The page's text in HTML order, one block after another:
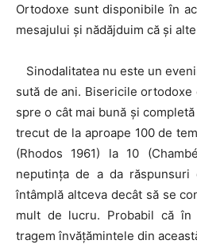
Ortodoxe sunt disponibile în
mesajului și nădăjduim că și
Sinodalitatea nu este un
sută de ani. Bisericile
spre o cât mai bună și
trecut de la aproape 100 de
(Rhodos 1961) la 10
neputința de a da răspunsuri
întâmplă altceva decât să se
mult de lucru. Probabil că
tragem învățămintele din